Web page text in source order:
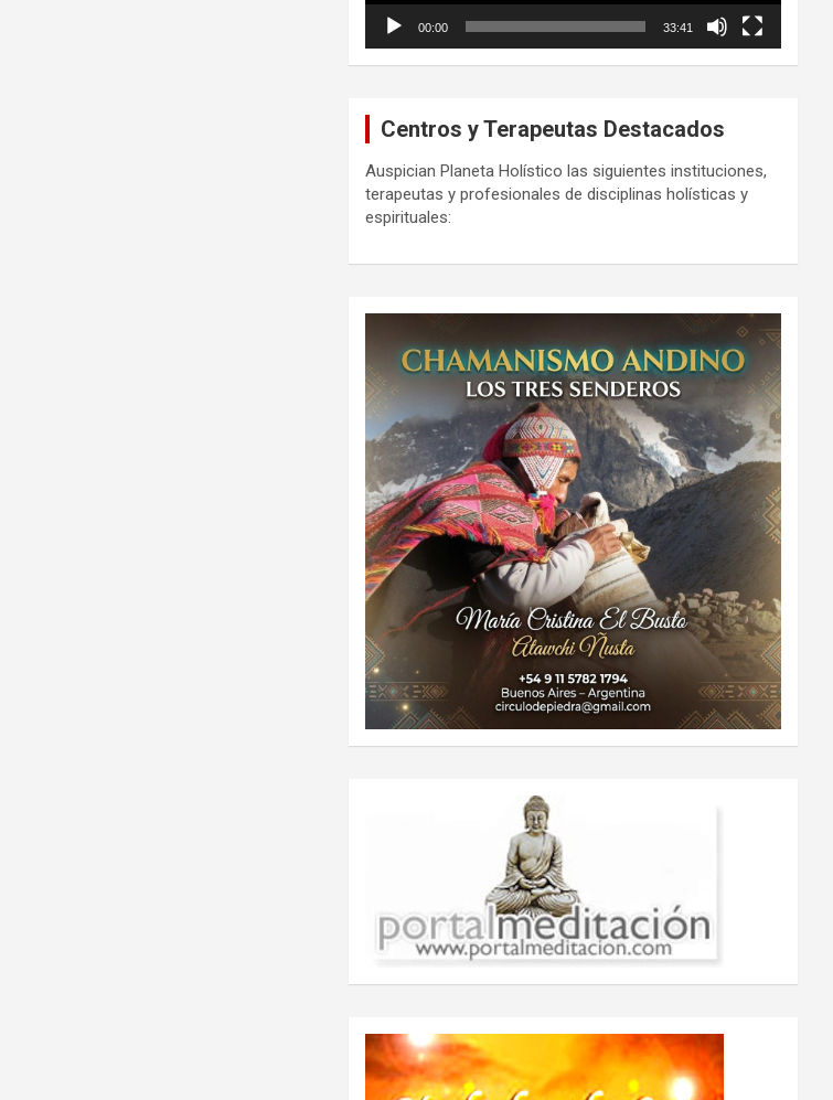
00:00 33:41
Centros y Terapeutas Destacados
Auspician Planeta Holístico las siguientes instituciones,
terapeutas y profesionales de disciplinas holísticas y
espirituales: